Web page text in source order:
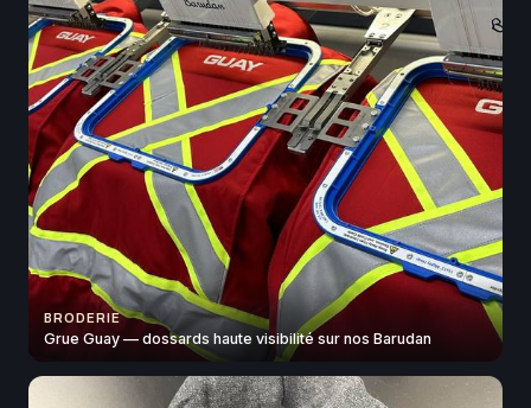
BRODERIE
Grue Guay — dossards haute visibilité sur nos Barudan